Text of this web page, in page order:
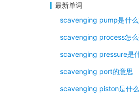
最新单词
scavenging pump是什么
scavenging process怎
scavenging pressure是
scavenging port的意思
scavenging piston是什